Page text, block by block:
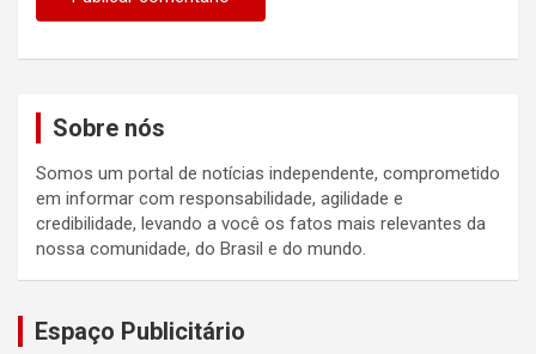
Sobre nós
Somos um portal de notícias independente, comprometido
em informar com responsabilidade, agilidade e
credibilidade, levando a você os fatos mais relevantes da
nossa comunidade, do Brasil e do mundo.
Espaço Publicitário